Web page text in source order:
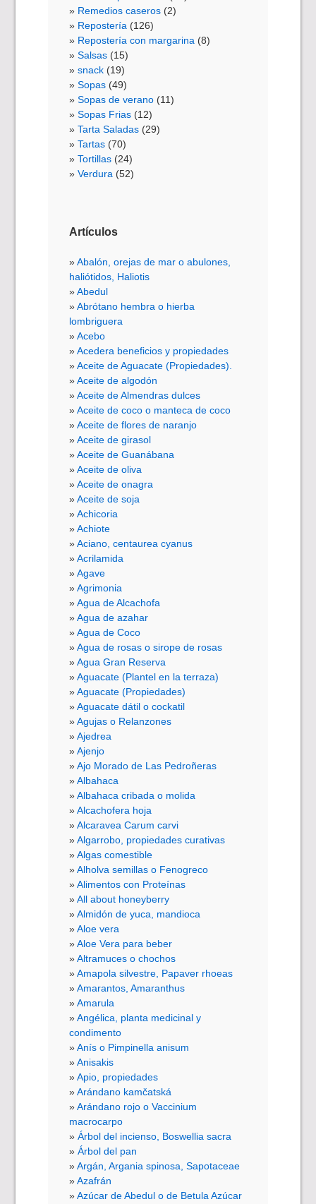
Remedios caseros (2)
Repostería (126)
Repostería con margarina (8)
Salsas (15)
snack (19)
Sopas (49)
Sopas de verano (11)
Sopas Frias (12)
Tarta Saladas (29)
Tartas (70)
Tortillas (24)
Verdura (52)
Artículos
Abalón, orejas de mar o abulones,
haliótidos, Haliotis
Abedul
Abrótano hembra o hierba
lombriguera
Acebo
Acedera beneficios y propiedades
Aceite de Aguacate (Propiedades).
Aceite de algodón
Aceite de Almendras dulces
Aceite de coco o manteca de coco
Aceite de flores de naranjo
Aceite de girasol
Aceite de Guanábana
Aceite de oliva
Aceite de onagra
Aceite de soja
Achicoria
Achiote
Aciano, centaurea cyanus
Acrilamida
Agave
Agrimonia
Agua de Alcachofa
Agua de azahar
Agua de Coco
Agua de rosas o sirope de rosas
Agua Gran Reserva
Aguacate (Plantel en la terraza)
Aguacate (Propiedades)
Aguacate dátil o cockatil
Agujas o Relanzones
Ajedrea
Ajenjo
Ajo Morado de Las Pedroñeras
Albahaca
Albahaca cribada o molida
Alcachofera hoja
Alcaravea Carum carvi
Algarrobo, propiedades curativas
Algas comestible
Alholva semillas o Fenogreco
Alimentos con Proteínas
All about honeyberry
Almidón de yuca, mandioca
Aloe vera
Aloe Vera para beber
Altramuces o chochos
Amapola silvestre, Papaver rhoeas
Amarantos, Amaranthus
Amarula
Angélica, planta medicinal y
condimento
Anís o Pimpinella anisum
Anisakis
Apio, propiedades
Arándano kamčatská
Arándano rojo o Vaccinium
macrocarpo
Árbol del incienso, Boswellia sacra
Árbol del pan
Argán, Argania spinosa, Sapotaceae
Azafrán
Azúcar de Abedul o de Betula Azúcar